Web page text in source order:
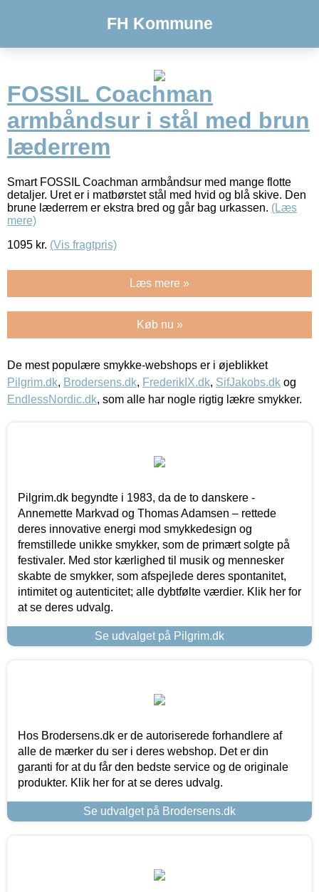
FH Kommune
FOSSIL Coachman
armbåndsur i stål med brun
læderrem
Smart FOSSIL Coachman armbåndsur med mange flotte
detaljer. Uret er i matbørstet stål med hvid og blå skive. Den
brune læderrem er ekstra bred og går bag urkassen. (Læs
mere)
1095 kr. (Vis fragtpris)
Læs mere »
Køb nu »
De mest populære smykke-webshops er i øjeblikket
Pilgrim.dk, Brodersens.dk, FrederikIX.dk, SifJakobs.dk og
EndlessNordic.dk, som alle har nogle rigtig lækre smykker.
Pilgrim.dk begyndte i 1983, da de to danskere -
Annemette Markvad og Thomas Adamsen – rettede
deres innovative energi mod smykkedesign og
fremstillede unikke smykker, som de primært solgte på
festivaler. Med stor kærlighed til musik og mennesker
skabte de smykker, som afspejlede deres spontanitet,
intimitet og autenticitet; alle dybtfølte værdier. Klik her for
at se deres udvalg.
Se udvalget på Pilgrim.dk
Hos Brodersens.dk er de autoriserede forhandlere af
alle de mærker du ser i deres webshop. Det er din
garanti for at du får den bedste service og de originale
produkter. Klik her for at se deres udvalg.
Se udvalget på Brodersens.dk